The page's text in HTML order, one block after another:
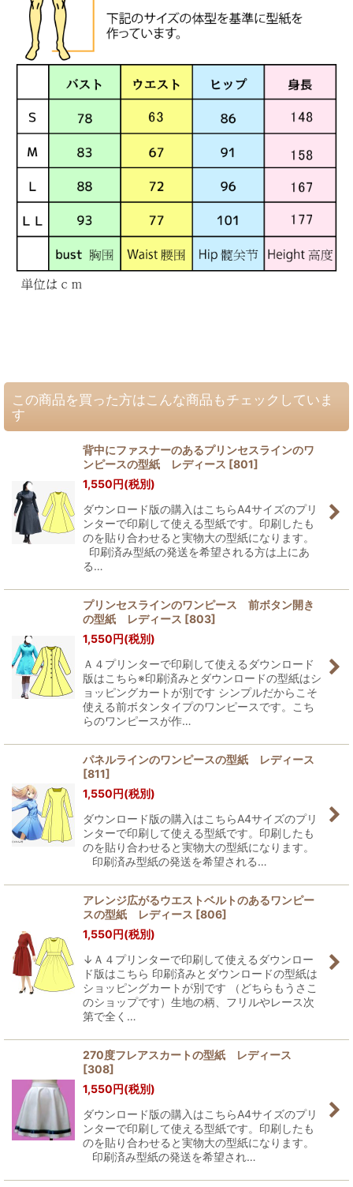
この商品を買った方はこんな商品もチェックしていま
す
背中にファスナーのあるプリンセスラインのワ
ンピースの型紙 レディース [801]
1,550円(税別)
ダウンロード版の購入はこちらA4サイズのプリ
ンターで印刷して使える型紙です。印刷したも
のを貼り合わせると実物大の型紙になります。
印刷済み型紙の発送を希望される方は上にあ
る…
プリンセスラインのワンピース 前ボタン開き
の型紙 レディース [803]
1,550円(税別)
Ａ４プリンターで印刷して使えるダウンロード
版はこちら※印刷済みとダウンロードの型紙はシ
ョッピングカートが別です シンプルだからこそ
使える前ボタンタイプのワンピースです。こち
らのワンピースが作…
パネルラインのワンピースの型紙 レディース
[811]
1,550円(税別)
ダウンロード版の購入はこちらA4サイズのプリ
ンターで印刷して使える型紙です。印刷したも
のを貼り合わせると実物大の型紙になります。
印刷済み型紙の発送を希望される…
アレンジ広がるウエストベルトのあるワンピー
スの型紙 レディース [806]
1,550円(税別)
↓Ａ４プリンターで印刷して使えるダウンロー
ド版はこちら 印刷済みとダウンロードの型紙は
ショッピングカートが別です （どちらもうさこ
のショップです）生地の柄、フリルやレース次
第で全く…
270度フレアスカートの型紙 レディース
[308]
1,550円(税別)
ダウンロード版の購入はこちらA4サイズのプリ
ンターで印刷して使える型紙です。印刷したも
のを貼り合わせると実物大の型紙になります。
印刷済み型紙の発送を希望され…